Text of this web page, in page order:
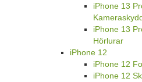
iPhone 13
iPhone 13
Hörlurar
iPhone 12
iPhone 12
iPhone 12